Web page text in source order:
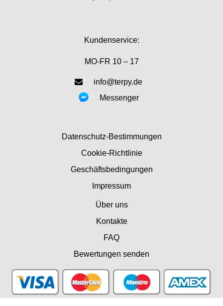
Kundenservice:
MO-FR 10 – 17
info@terpy.de
Messenger
Datenschutz-Bestimmungen
Cookie-Richtlinie
Geschäftsbedingungen
Impressum
Über uns
Kontakte
FAQ
Bewertungen senden